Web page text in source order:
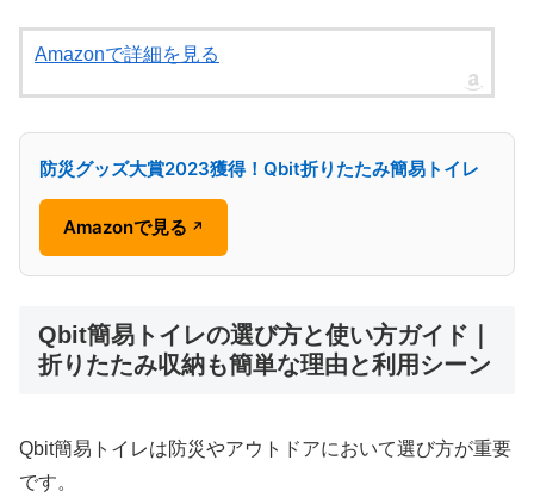
Amazonで詳細を見る
防災グッズ大賞2023獲得！Qbit折りたたみ簡易トイレ
Amazonで見る ↗
Qbit簡易トイレの選び方と使い方ガイド｜
折りたたみ収納も簡単な理由と利用シーン
Qbit簡易トイレは防災やアウトドアにおいて選び方が重要
です。